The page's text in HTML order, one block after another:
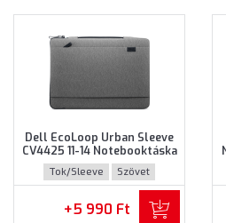
Dell EcoLoop Urban Sleeve
CV4425 11-14 Notebooktáska
(460-BDWQ) - Maximum 14"
méretű notebookokhoz,
Szürke színben
Tok/Sleeve Szövet
+5 990 Ft